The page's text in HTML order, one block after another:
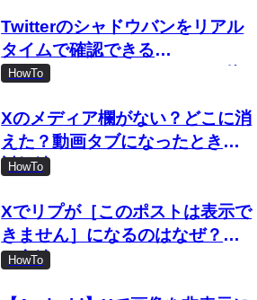
Twitterのシャドウバンをリアル
タイムで確認できる
「Shadowban Scanner」の使
HowTo
Xのメディア欄がない？どこに消
えた？動画タブになったときの
対処法
HowTo
Xでリプが［このポストは表示で
きません］になるのはなぜ？見
る方法は？
HowTo